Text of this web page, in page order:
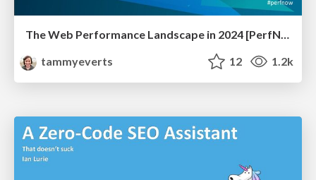
The Web Performance Landscape in 2024 [PerfNow 2024]
tammyeverts
12 1.2k